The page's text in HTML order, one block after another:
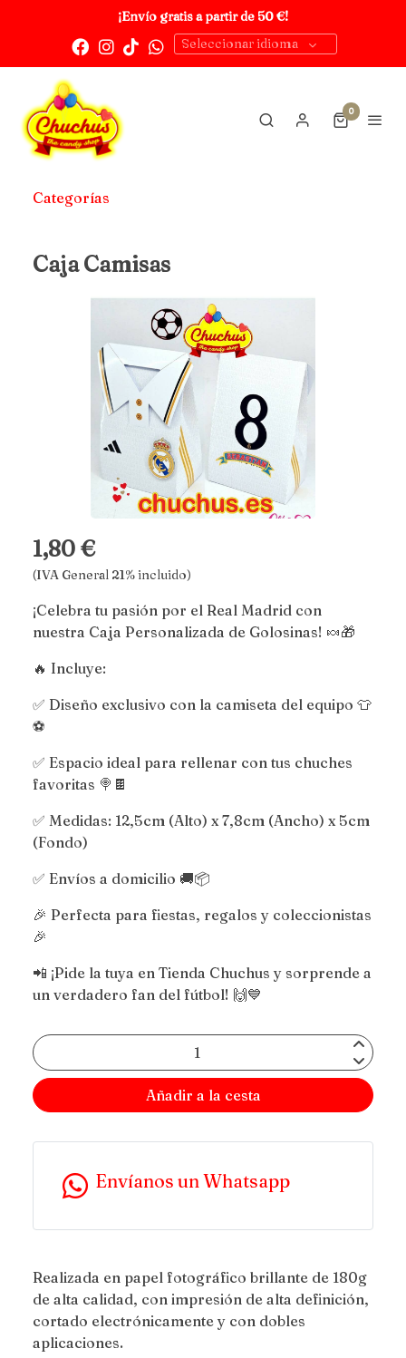
¡Envío gratis a partir de 50 €!
Seleccionar idioma
0
Categorías
Caja Camisas
1,80 €
(IVA General 21% incluido)
¡Celebra tu pasión por el Real Madrid con
nuestra Caja Personalizada de Golosinas! 🍬🎁
🔥 Incluye:
✅ Diseño exclusivo con la camiseta del equipo 👕
⚽
✅ Espacio ideal para rellenar con tus chuches
favoritas 🍭🍫
✅ Medidas: 12,5cm (Alto) x 7,8cm (Ancho) x 5cm
(Fondo)
✅ Envíos a domicilio 🚚📦
🎉 Perfecta para fiestas, regalos y coleccionistas
🎉
📲 ¡Pide la tuya en Tienda Chuchus y sorprende a
un verdadero fan del fútbol! 🙌💙
Añadir a la cesta
Envíanos un Whatsapp
Realizada en papel fotográfico brillante de 180g
de alta calidad, con impresión de alta definición,
cortado electrónicamente y con dobles
aplicaciones.